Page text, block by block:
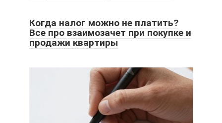
Когда налог можно не платить?
Все про взаимозачет при покупке и
продажи квартиры